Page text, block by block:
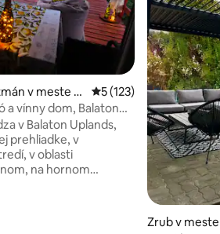
v meste L
Priemerné
5 (123)
a vínny dom, Balaton
v Balaton Uplands,
prehliadke, v
v oblasti
na hornom
Zrub v